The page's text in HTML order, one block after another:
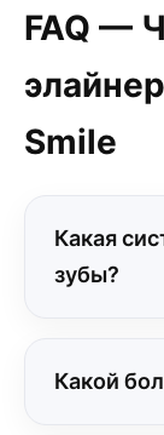
FAQ —
Smile
Какая
зубы?
Какой